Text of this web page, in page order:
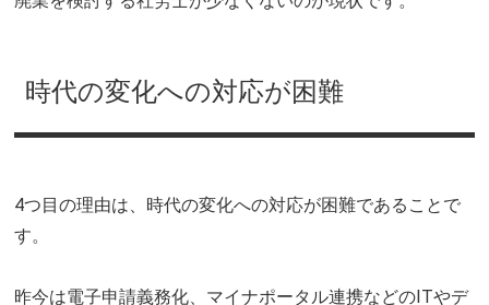
時代の変化への対応が困難
4つ目の理由は、時代の変化への対応が困難であることで
す。
昨今は電子申請義務化、マイナポータル連携などのITやデ